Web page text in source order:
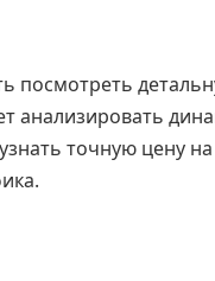
посмотреть
точную цену